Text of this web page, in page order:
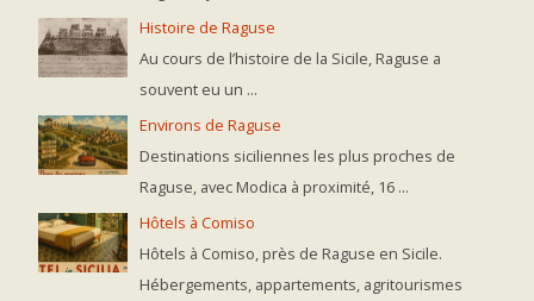
Histoire de Raguse
Au cours de l’histoire de la Sicile, Raguse a
souvent eu un ...
Environs de Raguse
Destinations siciliennes les plus proches de
Raguse, avec Modica à proximité, 16 ...
Hôtels à Comiso
Hôtels à Comiso, près de Raguse en Sicile.
Hébergements, appartements, agritourismes